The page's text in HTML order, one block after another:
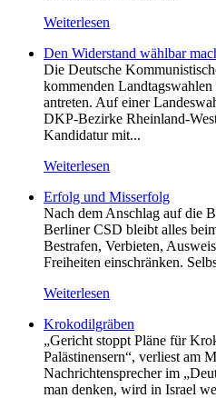
Weiterlesen
Den Widerstand wählbar
Die Deutsche
kommenden
antreten. Auf einer
DKP-Bezirke Rheinland-
Kandidatur mit...
Weiterlesen
Erfolg und Misserfolg
Nach dem Anschlag auf die
Berliner CSD bleibt alles
Bestrafen, Verbieten,
Freiheiten einschränken.
Weiterlesen
Krokodilgräben
„Gericht stoppt Pläne für
Palästinensern“, verliest am
Nachrichtensprecher im
man denken, wird in Israel